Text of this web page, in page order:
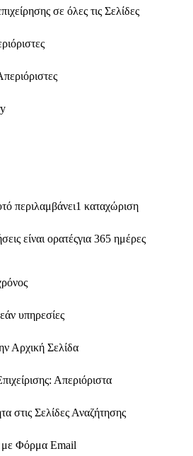
σε όλες τις Σελίδες
περιλαμβάνει1 καταχώριση
είναι ορατέςγια 365 ημέρες
υπηρεσίες
Αρχική Σελίδα
Απεριόριστα
στις Σελίδες Αναζήτησης
με Φόρμα Email